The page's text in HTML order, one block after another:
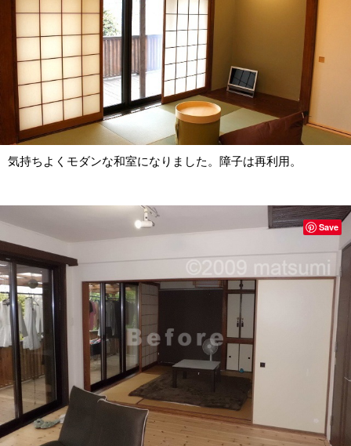
気持ちよくモダンな和室になりました。障子は再利用。
Save